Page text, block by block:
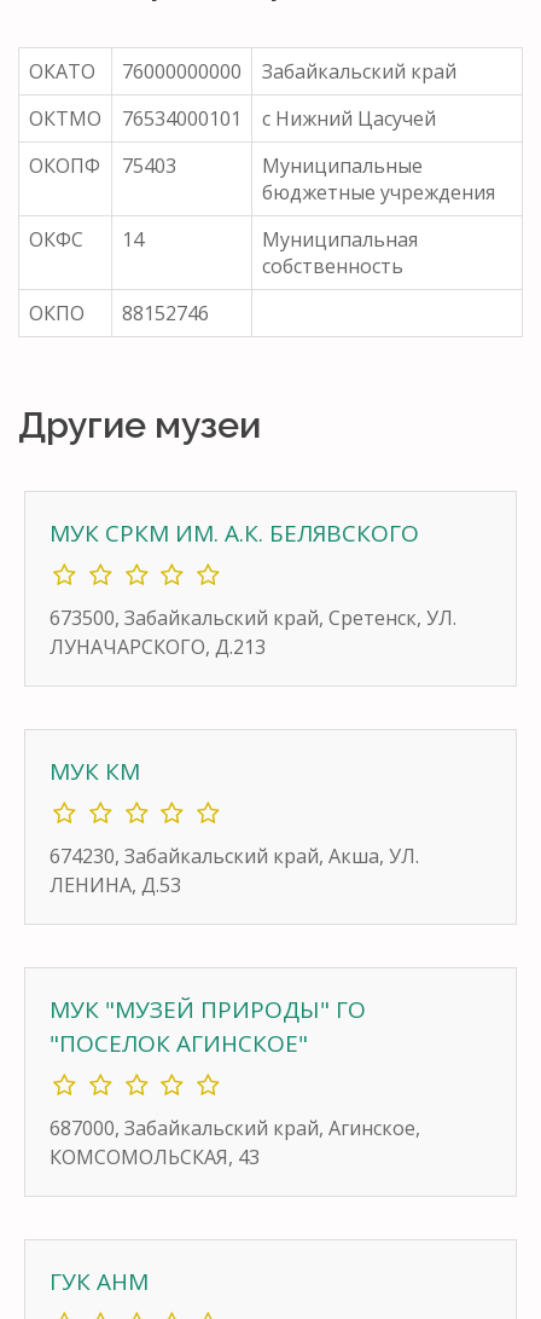
ОКАТО 76000000000
Забайкальский край
ОКТМО
76534000101
с Нижний Цасучей
ОКОПФ
75403
Муниципальные
бюджетные учреждения
ОКФС
14
Муниципальная
собственность
ОКПО
88152746
Другие музеи
МУК СРКМ ИМ. А.К. БЕЛЯВСКОГО
673500, Забайкальский край, Сретенск, УЛ.
ЛУНАЧАРСКОГО, Д.213
МУК КМ
674230, Забайкальский край, Акша, УЛ.
ЛЕНИНА, Д.53
МУК "МУЗЕЙ ПРИРОДЫ" ГО
"ПОСЕЛОК АГИНСКОЕ"
687000, Забайкальский край, Агинское,
КОМСОМОЛЬСКАЯ, 43
ГУК АНМ